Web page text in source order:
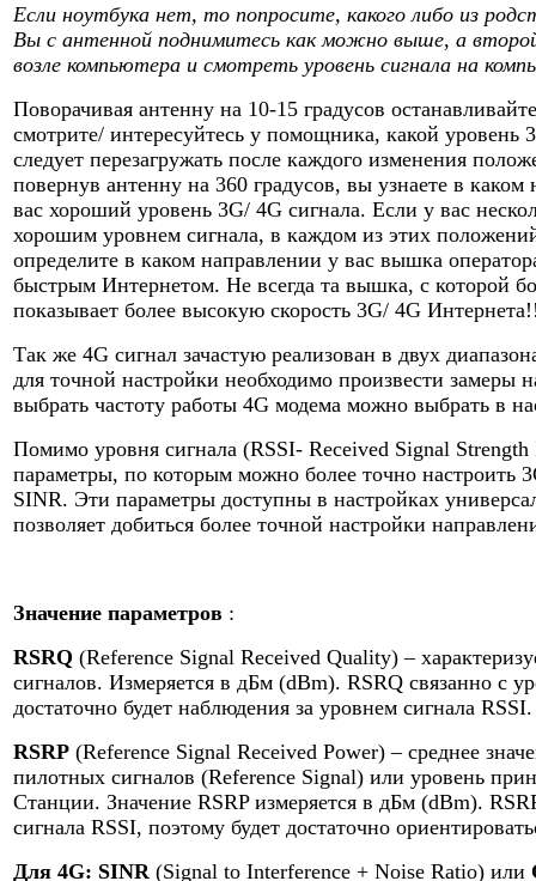
Если ноутбука нет, то попросите, какого либо из
Вы с антенной поднимитесь как можно выше, а
возле компьютера и смотреть уровень сигнала на
Поворачивая антенну на 10-15 градусов
смотрите/ интересуйтесь у помощника, какой уровень
следует перезагружать после каждого изменения
повернув антенну на 360 градусов, вы узнаете в
вас хороший уровень 3G/ 4G сигнала. Если у вас
хорошим уровнем сигнала, в каждом из этих
определите в каком направлении у вас вышка
быстрым Интернетом. Не всегда та вышка, с которой
показывает более высокую скорость 3G/ 4G
Так же 4G сигнал зачастую реализован в двух
для точной настройки необходимо произвести замеры
выбрать частоту работы 4G модема можно выбрать в
Помимо уровня сигнала (RSSI- Received Signal
параметры, по которым можно более точно настроить
SINR. Эти параметры доступны в настройках
позволяет добиться более точной настройки
Значение параметров :
RSRQ (Reference Signal Received Quality) –
сигналов. Измеряется в дБм (dBm). RSRQ связанно с
достаточно будет наблюдения за уровнем сигнала RSSI.
RSRP (Reference Signal Received Power) – среднее
пилотных сигналов (Reference Signal) или уровень
Станции. Значение RSRP измеряется в дБм (dBm).
сигнала RSSI, поэтому будет достаточно
Для 4G: SINR (Signal to Interference + Noise Ratio) или